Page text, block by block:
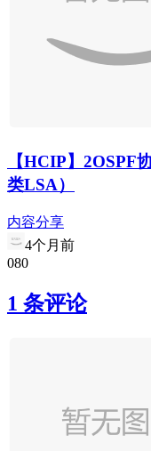
【HCIP】2OSPF
类LSA）
内容分享
4个月前
080
1 条评论